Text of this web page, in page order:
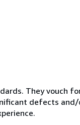
They vouch
defects